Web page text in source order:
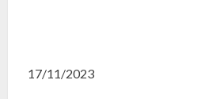
17/11/2023